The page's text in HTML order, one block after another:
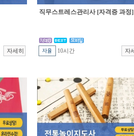
직무스트레스관리사 [자격증 과정]
10시간